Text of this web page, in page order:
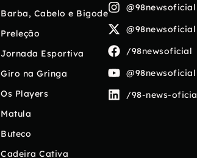
Barba, Cabelo e Bigode
Preleção
Jornada Esportiva
Giro na Gringa
Os Players
Matula
Buteco
Cadeira Cativa
@98newsoficial
@98newsoficial
/98newsoficial
@98newsoficial
/98-news-